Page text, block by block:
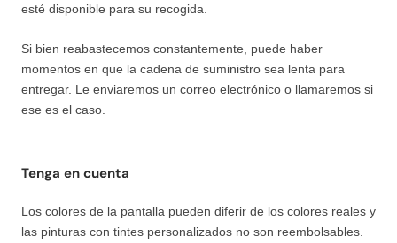
esté disponible para su recogida.
Si bien reabastecemos constantemente, puede haber
momentos en que la cadena de suministro sea lenta para
entregar. Le enviaremos un correo electrónico o llamaremos si
ese es el caso.
Tenga en cuenta
Los colores de la pantalla pueden diferir de los colores reales y
las pinturas con tintes personalizados no son reembolsables.